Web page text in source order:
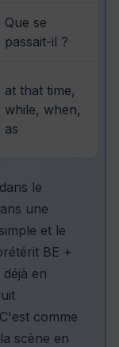
Que se
passait-il ?
at that time,
while, when,
as
le
une
et le
BE +
en
comme
scène en